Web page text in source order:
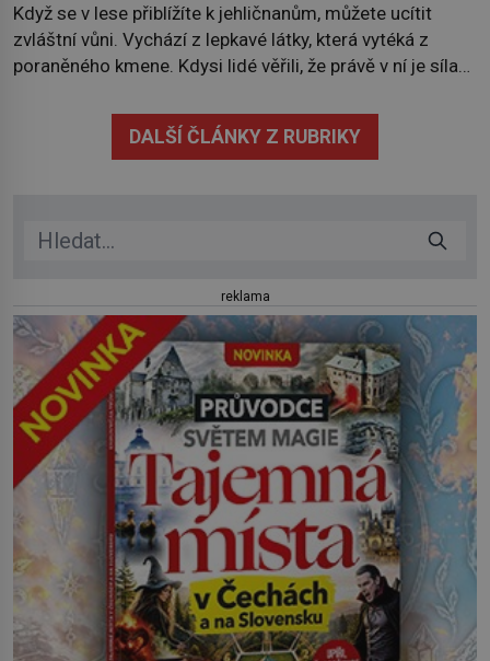
Když se v lese přiblížíte k jehličnanům, můžete ucítit
zvláštní vůni. Vychází z lepkavé látky, která vytéká z
poraněného kmene. Kdysi lidé věřili, že právě v ní je síla
lidstvo pracovalo. Chrání strom před infekcí, hmyzem a
vysycháním. Dá se říct, že je to přírodní […]
DALŠÍ ČLÁNKY Z RUBRIKY
reklama